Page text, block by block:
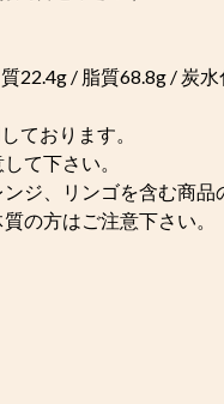
22.4g / 脂質68.8g / 炭
ております。
て下さい。
ジ、リンゴを含む商品
の方はご注意下さい。